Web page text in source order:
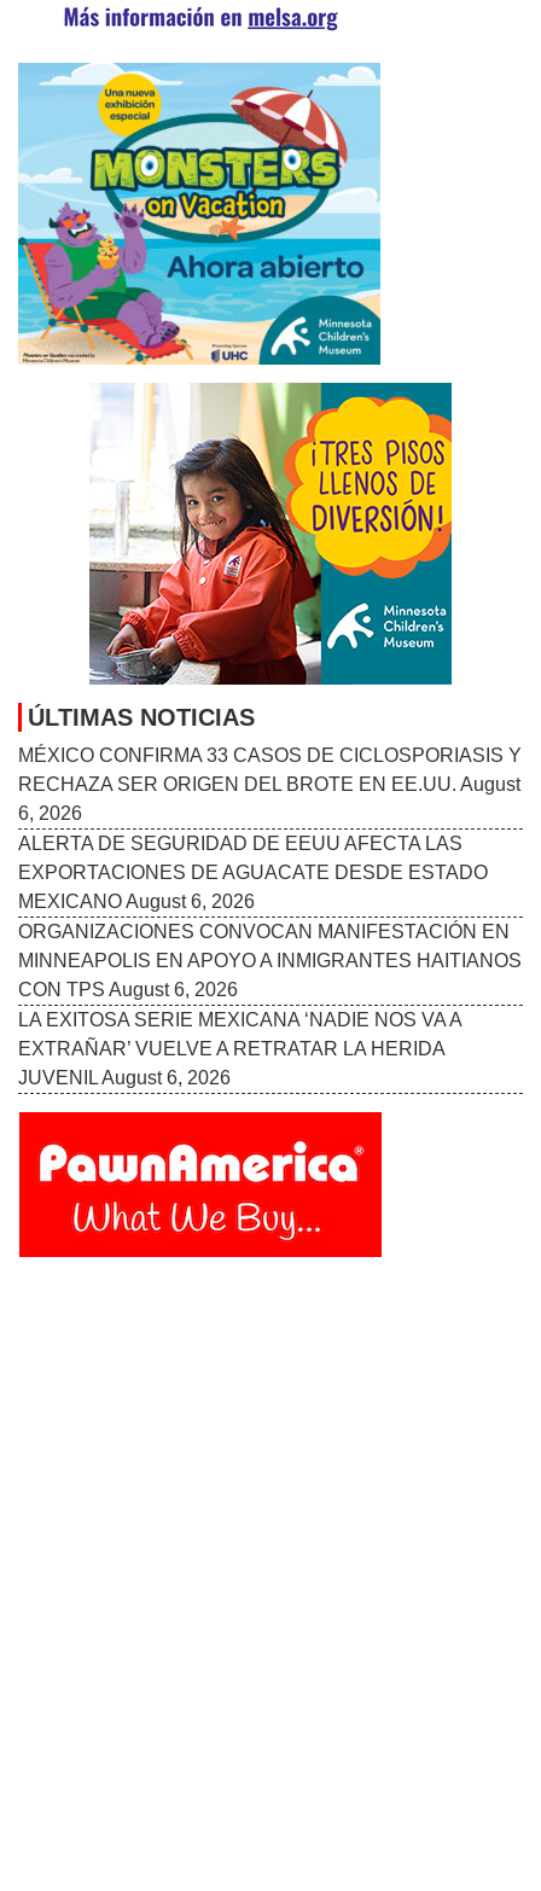
ÚLTIMAS NOTICIAS
MÉXICO CONFIRMA 33 CASOS DE CICLOSPORIASIS Y
RECHAZA SER ORIGEN DEL BROTE EN EE.UU. August
6, 2026
ALERTA DE SEGURIDAD DE EEUU AFECTA LAS
EXPORTACIONES DE AGUACATE DESDE ESTADO
MEXICANOAugust 6, 2026
ORGANIZACIONES CONVOCAN MANIFESTACIÓN EN
MINNEAPOLIS EN APOYO A INMIGRANTES HAITIANOS
CON TPS August 6, 2026
LA EXITOSA SERIE MEXICANA ‘NADIE NOS VA A
EXTRAÑAR’ VUELVE A RETRATAR LA HERIDA
JUVENILAugust 6, 2026